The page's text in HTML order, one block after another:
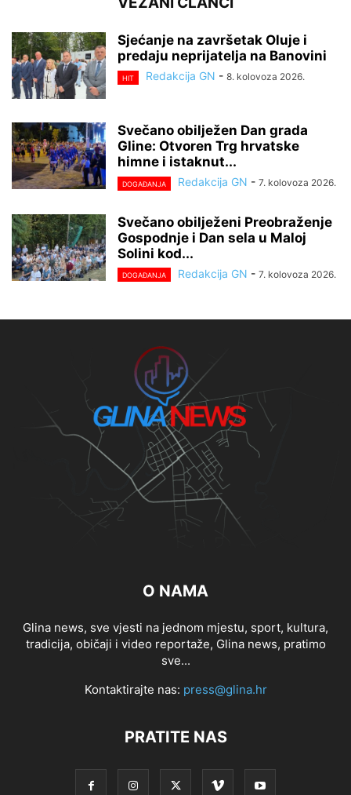
Sjećanje na završetak Oluje i
predaju neprijatelja na Banovini
HIT Redakcija GN - 8. kolovoza 2026.
Svečano obilježen Dan grada
Gline: Otvoren Trg hrvatske
himne i istaknut...
DOGAĐANJA Redakcija GN - 7. kolovoza 2026.
Svečano obilježeni Preobraženje
Gospodnje i Dan sela u Maloj
Solini kod...
DOGAĐANJA Redakcija GN - 7. kolovoza 2026.
O NAMA
Glina news, sve vjesti na jednom mjestu, sport, kultura,
tradicija, običaji i video reportaže, Glina news, pratimo
sve...
Kontaktirajte nas: press@glina.hr
PRATITE NAS